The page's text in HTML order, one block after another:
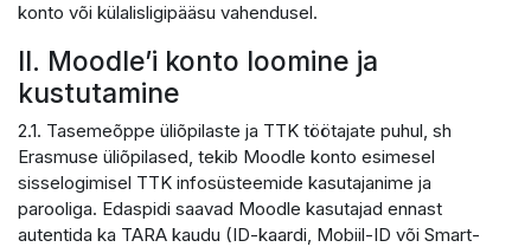
konto või külalisligipääsu vahendusel.
II. Moodle’i konto loomine ja
kustutamine
2.1. Tasemeõppe üliõpilaste ja TTK töötajate puhul, sh
Erasmuse üliõpilased, tekib Moodle konto esimesel
sisselogimisel TTK infosüsteemide kasutajanime ja
parooliga. Edaspidi saavad Moodle kasutajad ennast
autentida ka TARA kaudu (ID-kaardi, Mobiil-ID või Smart-